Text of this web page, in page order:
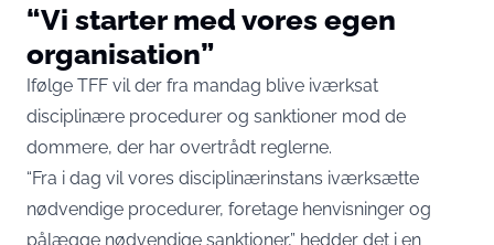
“Vi starter med vores egen
organisation”
Ifølge TFF vil der fra mandag blive iværksat
disciplinære procedurer og sanktioner mod de
dommere, der har overtrådt reglerne.
“Fra i dag vil vores disciplinærinstans iværksætte
nødvendige procedurer, foretage henvisninger og
pålægge nødvendige sanktioner,” hedder det i en